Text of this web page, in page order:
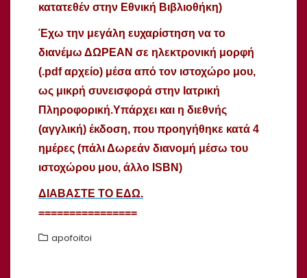
κατατεθέν στην Εθνική Βιβλιοθήκη)
Έχω την μεγάλη ευχαρίστηση να το
διανέμω ΔΩΡΕΑΝ σε ηλεκτρονική μορφή
(.pdf αρχείο) μέσα από τον ιστοχώρο μου,
ως μικρή συνεισφορά στην Ιατρική
Πληροφορική.Υπάρχει και η διεθνής
(αγγλική) έκδοση, που προηγήθηκε κατά 4
ημέρες (πάλι Δωρεάν διανομή μέσω του
ιστοχώρου μου, άλλο ISBN)
ΔΙΑΒΑΣΤΕ ΤΟ ΕΔΩ.
================
apofoitoi